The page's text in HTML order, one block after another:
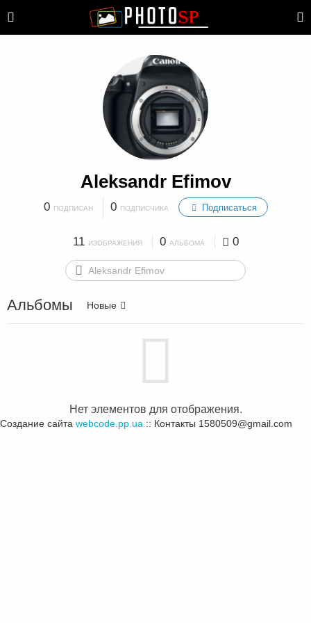
Aleksandr Efimov
0 ПОДПИСАН 0 ПОДПИСЧИКА Подписаться
11 ИЗОБРАЖЕНИЯ 0 АЛЬБОМА 0
Альбомы Новые
Нет элементов для отображения.
Создание сайта webcode.pp.ua :: Контакты 1580509@gmail.com